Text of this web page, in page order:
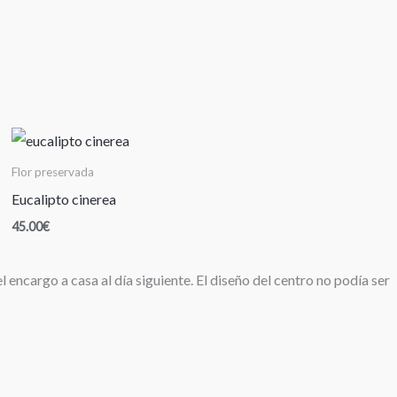
Flor preservada
Eucalipto cinerea
45.00€
a casa al día siguiente. El diseño del centro no podía ser